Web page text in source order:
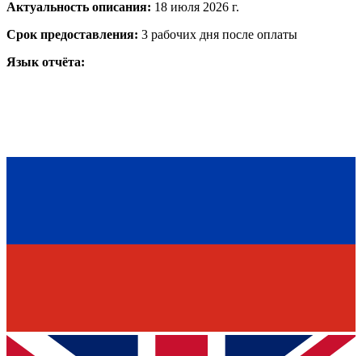
Актуальность описания: 18 июля 2026 г.
Срок предоставления: 3 рабочих дня после оплаты
Язык отчёта: